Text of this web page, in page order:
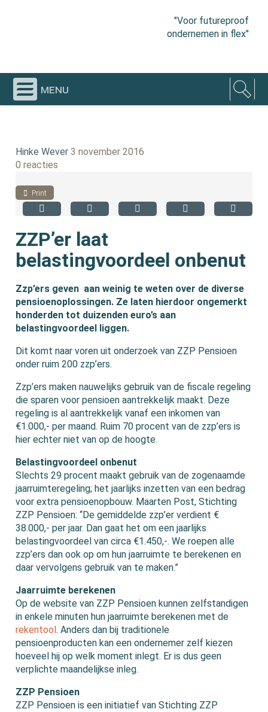
"Voor futureproof
ondernemen in flex"
menu
Hinke Wever 3 november 2016
0 reacties
Print
ZZP’er laat
belastingvoordeel onbenut
Zzp’ers geven aan weinig te weten over de diverse
pensioenoplossingen. Ze laten hierdoor ongemerkt
honderden tot duizenden euro’s aan
belastingvoordeel liggen.
Dit komt naar voren uit onderzoek van ZZP Pensioen
onder ruim 200 zzp’ers.
Zzp’ers maken nauwelijks gebruik van de fiscale regeling
die sparen voor pensioen aantrekkelijk maakt. Deze
regeling is al aantrekkelijk vanaf een inkomen van
€1.000,- per maand. Ruim 70 procent van de zzp’ers is
hier echter niet van op de hoogte.
Belastingvoordeel onbenut
Slechts 29 procent maakt gebruik van de zogenaamde
jaarruimteregeling; het jaarlijks inzetten van een bedrag
voor extra pensioenopbouw. Maarten Post, Stichting
ZZP Pensioen: “De gemiddelde zzp’er verdient €
38.000,- per jaar. Dan gaat het om een jaarlijks
belastingvoordeel van circa €1.450,-. We roepen alle
zzp’ers dan ook op om hun jaarruimte te berekenen en
daar vervolgens gebruik van te maken.”
Jaarruimte berekenen
Op de website van ZZP Pensioen kunnen zelfstandigen
in enkele minuten hun jaarruimte berekenen met de
rekentool. Anders dan bij traditionele
pensioenproducten kan een ondernemer zelf kiezen
hoeveel hij op welk moment inlegt. Er is dus geen
verplichte maandelijkse inleg.
ZZP Pensioen
ZZP Pensioen is een initiatief van Stichting ZZP